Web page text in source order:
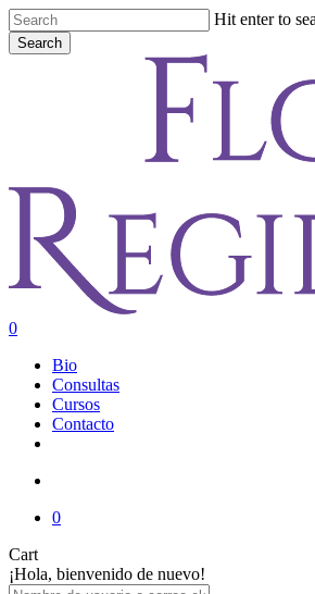
Skip
to
main
Hit enter to
Search
account
0
Bio
Consultas
Cursos
Contacto
0
CartClose
Cart
¡Hola, bienvenido de nuevo!